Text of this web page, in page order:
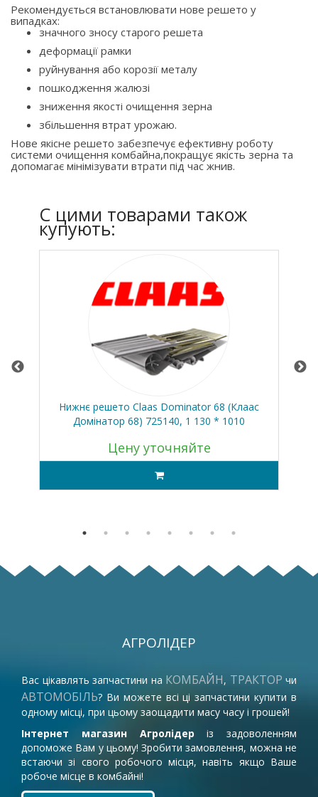
Рекомендується встановлювати нове решето у
випадках:
значного зносу старого решета
деформації рамки
руйнування або корозії металу
пошкодження жалюзі
зниження якості очищення зерна
збільшення втрат урожаю.
Нове якісне решето забезпечує ефективну роботу
системи очищення комбайна,покращує якість зерна та
допомагає мінімізувати втрати під час жнив.
C цими товарами також
купують:
Нижнє решето Claas Dominator 68 (Клаас
Домінатор 68) 725140, 1 130 * 1010
Цену уточняйте
АГРОЛІДЕР
Вас цікавлять запчастини на КОМБАЙН, ТРАКТОР чи
АВТОМОБІЛЬ? Ви можете всі ці запчастини купити в
одному місці, при цьому заощадити масу часу і грошей!
Інтернет магазин Агролідер із задоволенням
допоможе Вам у цьому! Зробити замовлення, можна не
встаючи зі свого робочого місця, навіть якщо Ваше
робоче місце в комбайні!